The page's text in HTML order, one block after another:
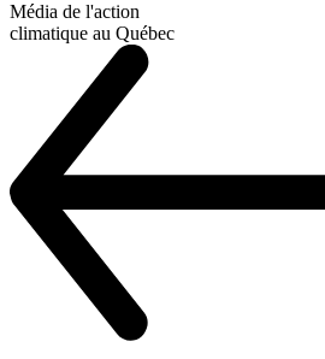
Média de l'action
climatique au Québec